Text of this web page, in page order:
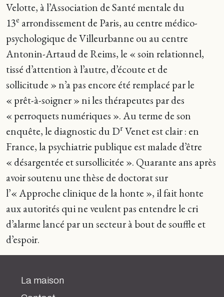
Velotte, à l’Association de Santé mentale du
13e arrondissement de Paris, au centre médico-
psychologique de Villeurbanne ou au centre
Antonin-Artaud de Reims, le « soin relationnel,
tissé d’attention à l’autre, d’écoute et de
sollicitude » n’a pas encore été remplacé par le
« prêt-à-soigner » ni les thérapeutes par des
« perroquets numériques ». Au terme de son
enquête, le diagnostic du DrVenet est clair : en
France, la psychiatrie publique est malade d’être
« désargentée et sursollicitée ». Quarante ans après
avoir soutenu une thèse de doctorat sur
l’« Approche clinique de la honte », il fait honte
aux autorités qui ne veulent pas entendre le cri
d’alarme lancé par un secteur à bout de souffle et
d’espoir.
La maison